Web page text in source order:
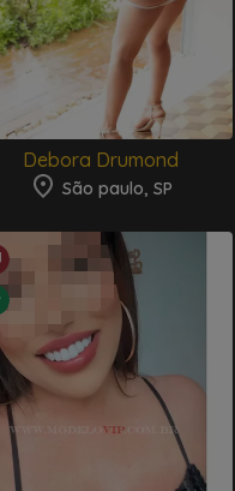
Debora Drumond
São paulo, SP